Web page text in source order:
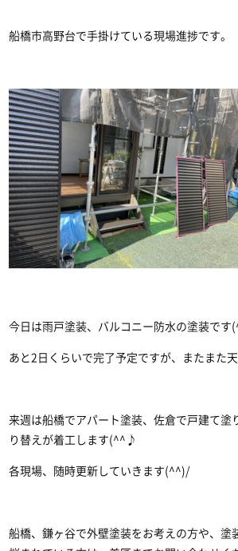
船橋市高野台で手掛けている現場進捗です。
今日は雨戸塗装、バルコニー防水の塗装です
あと2日くらいで完了予定ですが、またまた天
来週は船橋でアパート塗装、佐倉で戸建て塗
り替えが着工します(^^♪
各現場、随時更新していきます(^^)/
船橋、鎌ヶ谷で外壁塗装をお考えの方や、塗